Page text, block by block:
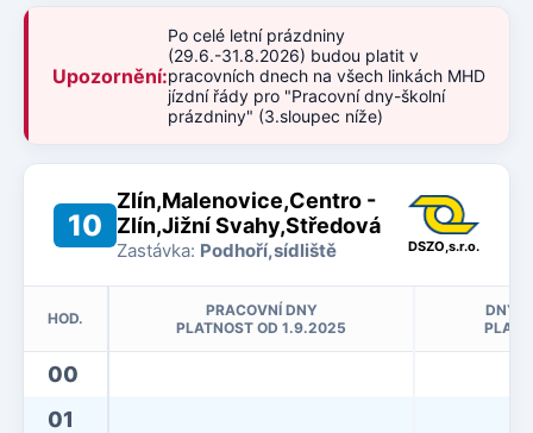
Upozornění:
Po celé letní prázdniny
(29.6.-31.8.2026) budou platit v
pracovních dnech na všech linkách MHD
jízdní řády pro "Pracovní dny-školní
prázdniny" (3.sloupec níže)
10
Zlín,Malenovice,Centro -
Zlín,Jižní Svahy,Středová
Zastávka: Podhoří,sídliště DSZO,s.r.o.
HOD.
PRACOVNÍ DNY
PLATNOST OD 1.9.2025
DNY
00
01